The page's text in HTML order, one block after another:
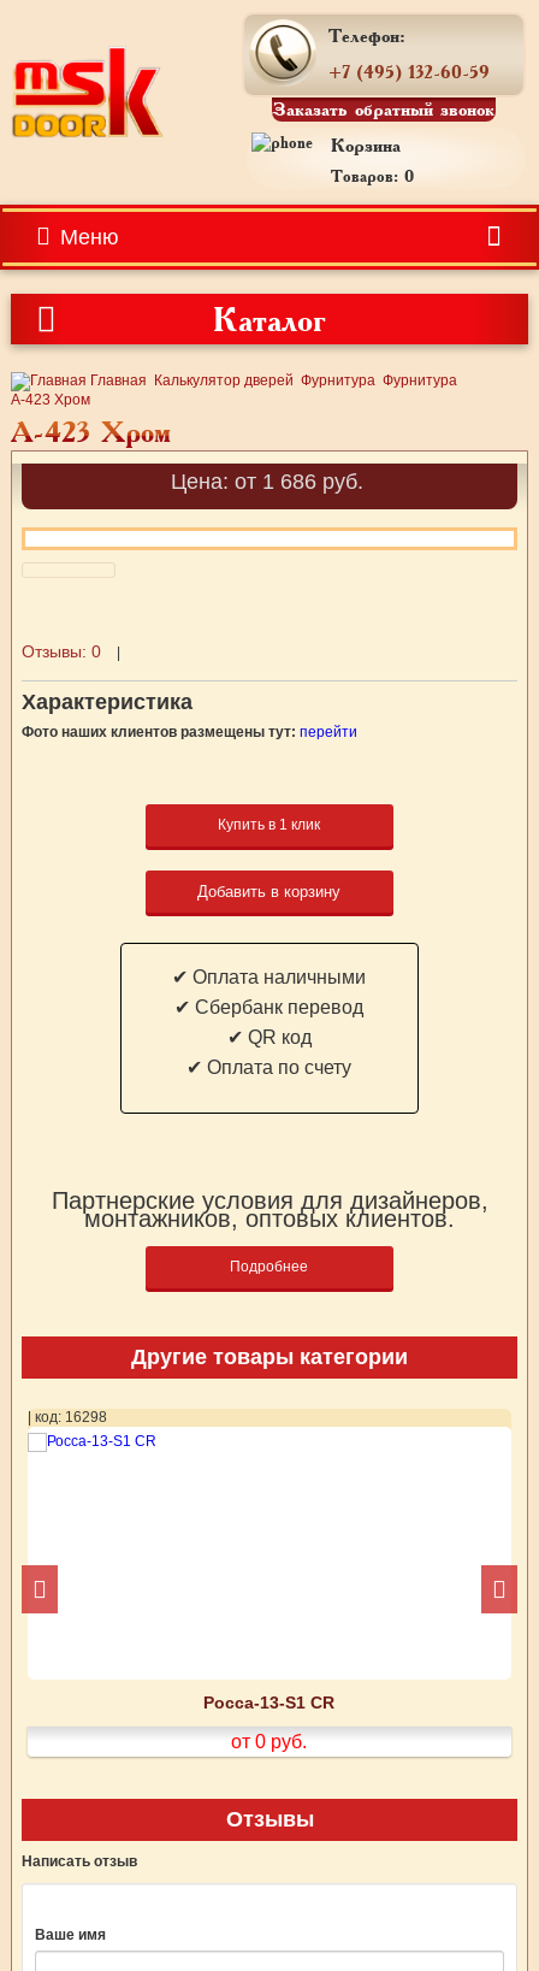
Телефон:
+7 (495) 132-60-59
Заказать обратный звонок
Корзина
Товаров: 0
Меню
Каталог
Главная Калькулятор дверей Фурнитура Фурнитура
A-423 Хром
A-423 Хром
Цена: от 1 686 руб.
Отзывы: 0
Характеристика
Фото наших клиентов размещены тут: перейти
Купить в 1 клик
Добавить в корзину
✔ Оплата наличными
✔ Cбербанк перевод
✔ QR код
✔ Оплата по счету
Партнерские условия для дизайнеров,
монтажников, оптовых клиентов.
Подробнее
Другие товары категории
| код: 16298
Росса-13-S1 CR
от 0 руб.
Отзывы
Написать отзыв
Ваше имя